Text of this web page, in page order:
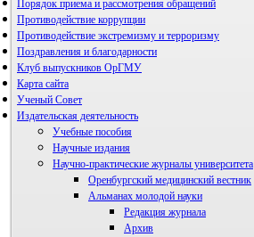
Порядок приема и рассмотрения обращений
Противодействие коррупции
Противодействие экстремизму и терроризму
Поздравления и благодарности
Клуб выпускников ОрГМУ
Карта сайта
Ученый Совет
Издательская деятельность
Учебные пособия
Научные издания
Научно-практические журналы университета
Оренбургский медицинский вестник
Альманах молодой науки
Редакция журнала
Архив